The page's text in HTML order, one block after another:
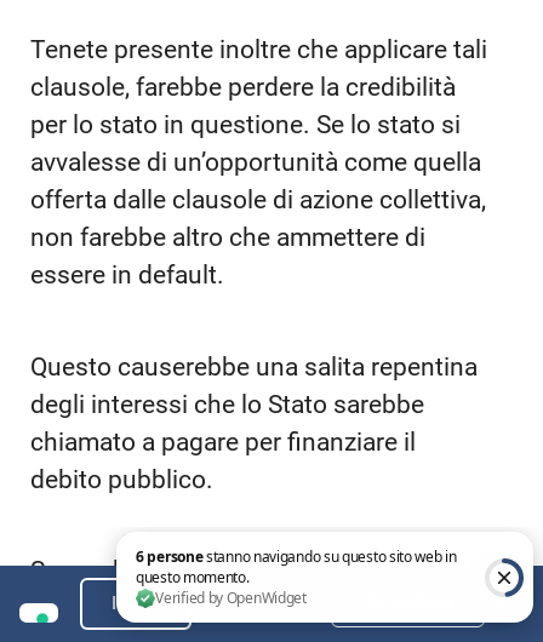
Tenete presente inoltre che applicare tali
clausole, farebbe perdere la credibilità
per lo stato in questione. Se lo stato si
avvalesse di un’opportunità come quella
offerta dalle clausole di azione collettiva,
non farebbe altro che ammettere di
essere in default.
Questo causerebbe una salita repentina
degli interessi che lo Stato sarebbe
chiamato a pagare per finanziare il
debito pubblico.
Se una barca affonda, in caso di
emergenza è meglio avere un piano da
Indice